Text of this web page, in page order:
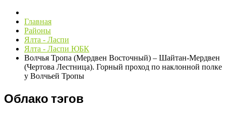
Главная
Районы
Ялта - Ласпи
Ялта - Ласпи ЮБК
Волчья Тропа (Мердвен Восточный) – Шайтан-Мердвен
(Чертова Лестница). Горный проход по наклонной полке
у Волчьей Тропы
Облако тэгов